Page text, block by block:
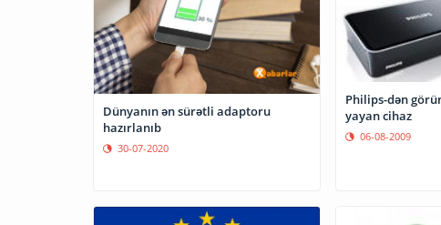
Dünyanın ən sürətli adaptoru
hazırlanıb
30-07-2020
Philips-dən
yayan cihaz
06-08-2009